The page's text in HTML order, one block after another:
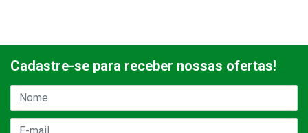
Cadastre-se para receber nossas ofertas!